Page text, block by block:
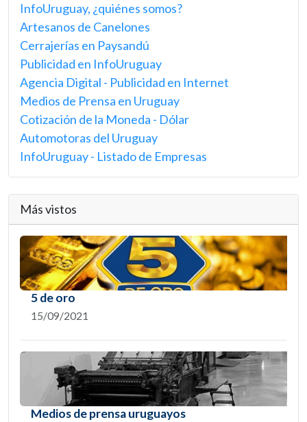
InfoUruguay, ¿quiénes somos?
Artesanos de Canelones
Cerrajerías en Paysandú
Publicidad en InfoUruguay
Agencia Digital - Publicidad en Internet
Medios de Prensa en Uruguay
Cotización de la Moneda - Dólar
Automotoras del Uruguay
InfoUruguay - Listado de Empresas
Más vistos
5 de oro
15/09/2021
Medios de prensa uruguayos